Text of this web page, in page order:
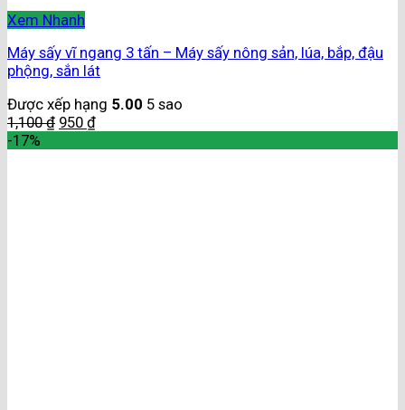
Xem Nhanh
Máy sấy vĩ ngang 3 tấn – Máy sấy nông sản, lúa, bắp, đậu
phộng, sắn lát
Được xếp hạng 5.00 5 sao
1,100₫ 950 ₫
-17%